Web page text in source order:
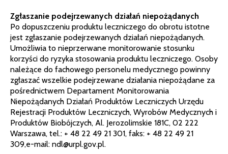
Zgłaszanie podejrzewanych działań niepożądanych
Po dopuszczeniu produktu leczniczego do obrotu istotne
jest zgłaszanie podejrzewanych działań niepożądanych.
Umożliwia to nieprzerwane monitorowanie stosunku
korzyści do ryzyka stosowania produktu leczniczego. Osoby
należące do fachowego personelu medycznego powinny
zgłaszać wszelkie podejrzewane działania niepożądane za
pośrednictwem Departament Monitorowania
Niepożądanych Działań Produktów Leczniczych Urzędu
Rejestracji Produktów Leczniczych, Wyrobów Medycznych i
Produktów Biobójczych, Al. Jerozolimskie 181C, 02 222
Warszawa, tel.: + 48 22 49 21 301, faks: + 48 22 49 21
309,e-mail: ndl@urpl.gov.pl.